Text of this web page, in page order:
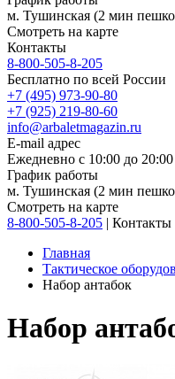
м. Тушинская (2 мин
Смотреть на карте
Контакты
8-800-505-8-205
Бесплатно по всей России
+7 (495) 973-90-80
+7 (925) 219-80-60
info@arbaletmagazin.ru
E-mail адрес
Ежедневно с 10:00 до 20:00
График работы
м. Тушинская (2 мин
Смотреть на карте
8-800-505-8-205 | Контакты
Главная
Тактическое
Набор антабок
Набор